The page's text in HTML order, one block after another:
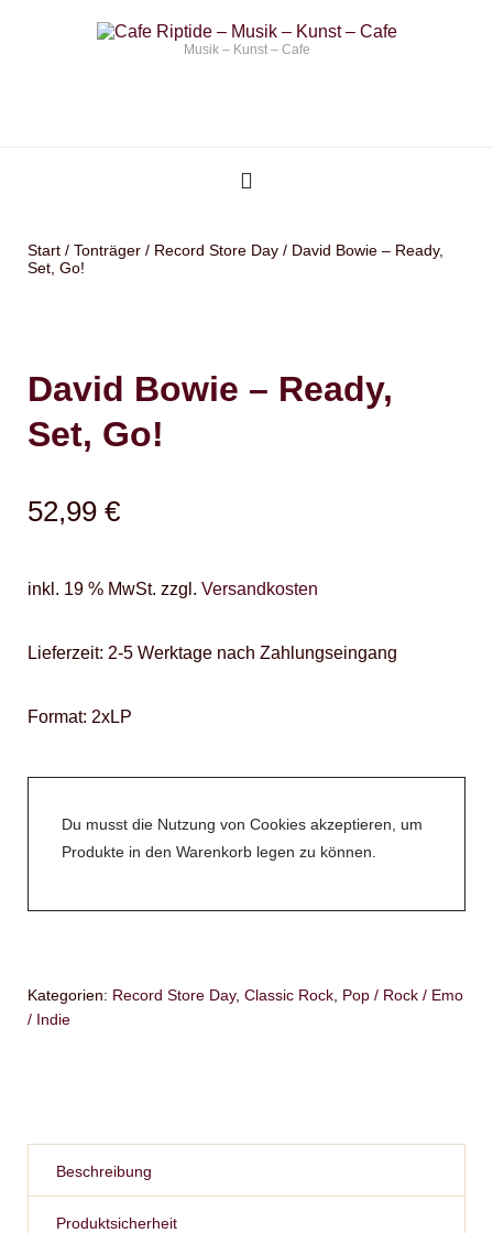
Musik – Kunst – Cafe
Start / Tonträger / Record Store Day / David Bowie – Ready,
Set, Go!
David Bowie – Ready,
Set, Go!
52,99 €
inkl. 19 % MwSt. zzgl. Versandkosten
Lieferzeit: 2-5 Werktage nach Zahlungseingang
Format: 2xLP
Du musst die Nutzung von Cookies akzeptieren, um
Produkte in den Warenkorb legen zu können.
Kategorien: Record Store Day, Classic Rock Pop / Rock / Emo
/ Indie
Beschreibung
Produktsicherheit